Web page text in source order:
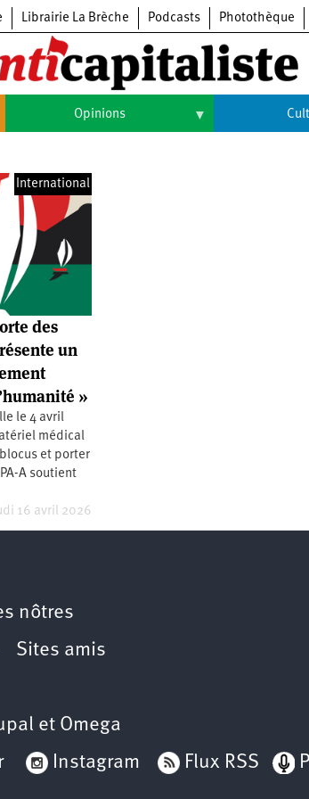
Librairie La Brèche Podcasts Photothèque
Opinions
Histoire
International
des
un
»
le 4 avril
médical
et porter
A soutient
16 avril 2026
nôtres
Sites amis
et Omega
Instagram Flux RSS